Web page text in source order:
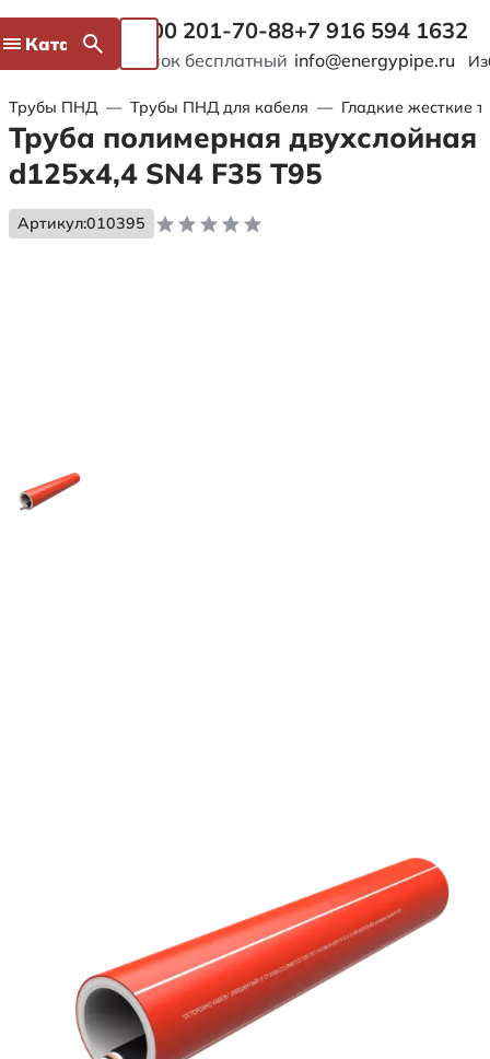
Каталог 8 800 201-70-88
Звонок бесплатный
+7 916 594 1632
info@energypipe.ru
Трубы ПНД — Трубы ПНД для кабеля — Гладкие жесткие
Труба полимерная двухслойная
d125х4,4 SN4 F35 Т95
Артикул:010395